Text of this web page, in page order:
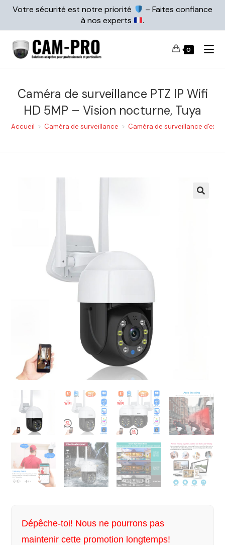
Votre sécurité est notre priorité
– Faites confiance
à nos experts
.
0
Caméra de surveillance PTZ IP Wifi
HD 5MP – Vision nocturne, Tuya
Accueil > Caméra de surveillance > Caméra de surveillance
Dépêche-toi! Nous ne pourrons pas
maintenir cette promotion longtemps!